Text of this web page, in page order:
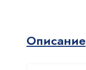
Описание